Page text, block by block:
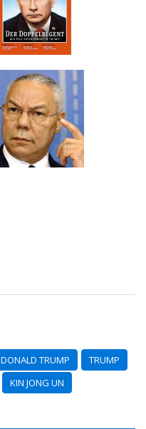
DONALD TRUMP
TRUMP
KIN JONG UN